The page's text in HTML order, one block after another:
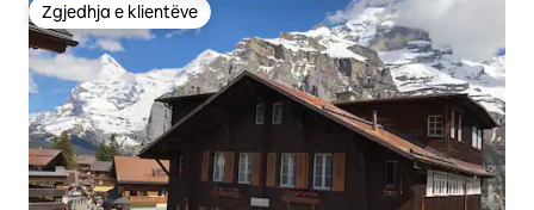
Zgjedhja e klientëve
Zgjedhja e klientëve